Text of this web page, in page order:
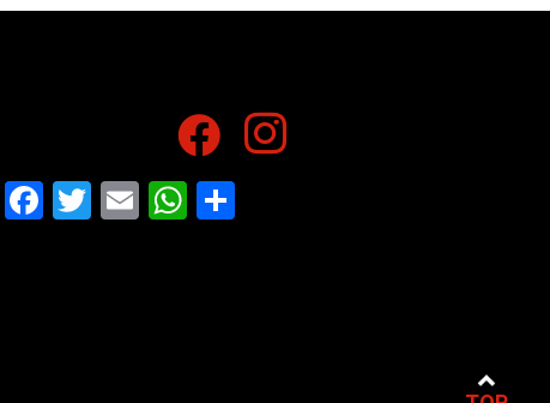
Facebook
Twitter
EmailWhatsApp
Share